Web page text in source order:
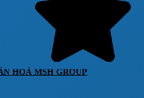
HOÁ MSH GROUP